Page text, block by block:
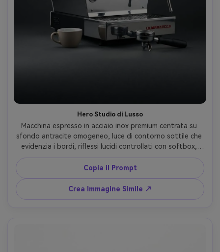
Hero Studio di Lusso
Macchina espresso in acciaio inox premium centrata su
sfondo antracite omogeneo, luce di contorno sottile che
evidenzia i bordi, riflessi lucidi controllati con softbox,
pochi oggetti di scena, scatto hero di prodotto di alto
livello, scattata con Sony A7R IV, obiettivo 85 mm, f/8,
dettagli ultra nitidi, color grading commerciale pulito,
fotorealistico --ar 4:5
Copia il Prompt
Crea Immagine Simile ↗